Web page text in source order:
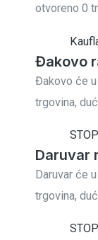
otvoreno 0
Đakovo
Đakovo će
trgovina,
Daruvar
Daruvar će
trgovina,